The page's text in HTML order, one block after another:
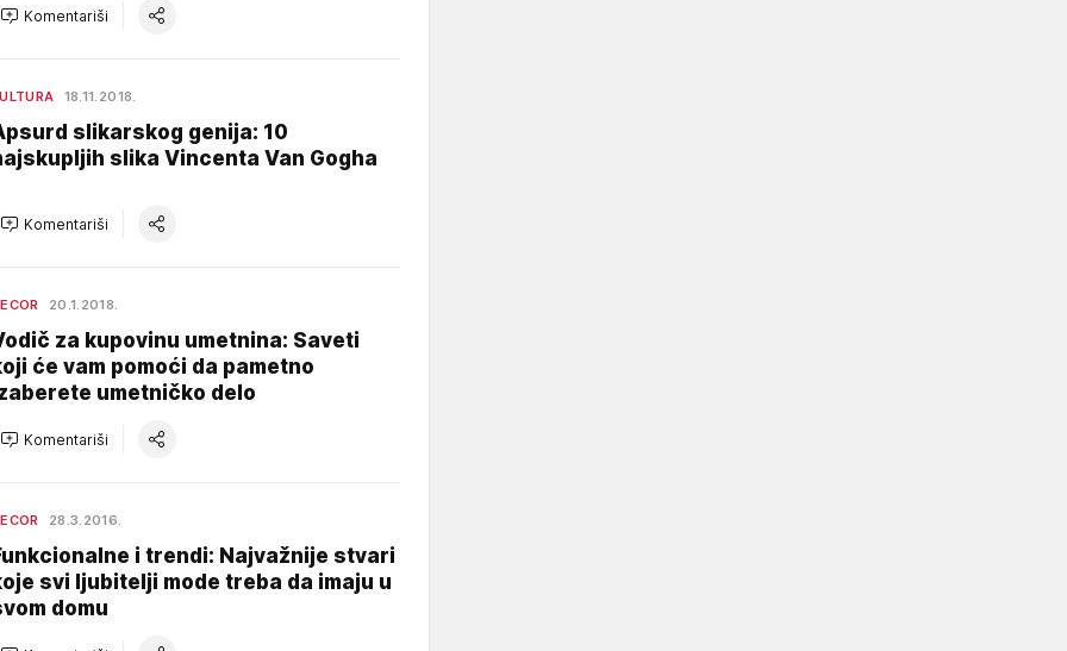
Komentariši
18.11.2018.
slikarskog genija: 10
slika Vincenta Van Gogha
Komentariši
20.1.2018.
za kupovinu umetnina: Saveti
će vam pomoći da pametno
umetničko delo
Komentariši
28.3.2016.
i trendi: Najvažnije stvari
svi ljubitelji mode treba da imaju u
domu